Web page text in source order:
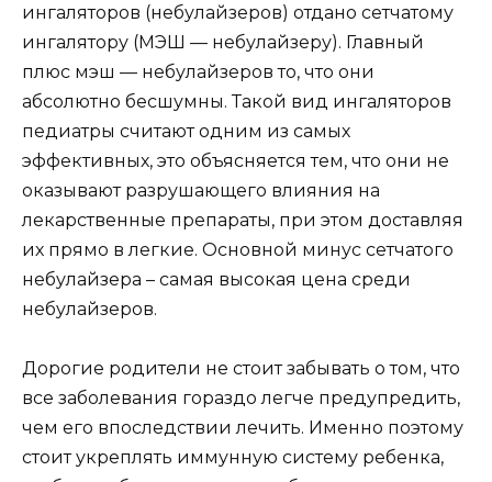
ингаляторов (небулайзеров) отдано сетчатому
ингалятору (МЭШ — небулайзеру). Главный
плюс мэш — небулайзеров то, что они
абсолютно бесшумны. Такой вид ингаляторов
педиатры считают одним из самых
эффективных, это объясняется тем, что они не
оказывают разрушающего влияния на
лекарственные препараты, при этом доставляя
их прямо в легкие. Основной минус сетчатого
небулайзера – самая высокая цена среди
небулайзеров.
Дорогие родители не стоит забывать о том, что
все заболевания гораздо легче предупредить,
чем его впоследствии лечить. Именно поэтому
стоит укреплять иммунную систему ребенка,